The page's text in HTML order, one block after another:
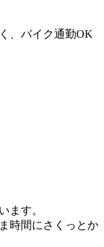
、バイク通勤OK
ます。
時間にさくっとか